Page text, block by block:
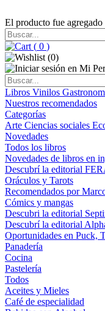
El producto fue agregado
( 0 )
(0)
Libros Vinilos
Nuestros recomendados
Categorías
Arte Ciencias sociales
Novedades
Todos los libros
Novedades de libros en
Descubrí la editorial
Oráculos y Tarots
Recomendados por
Cómics y mangas
Descubri la editorial
Descubrí la editorial
Oportunidades en Puck,
Panadería
Cocina
Pastelería
Todos
Aceites y Mieles
Café de especialidad